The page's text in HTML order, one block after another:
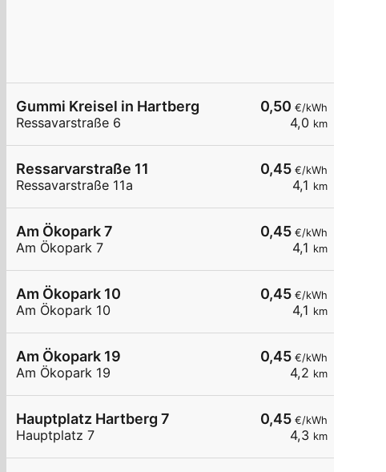
0,50 €/kWh
4,0 km
Gummi Kreisel in Hartberg
Ressavarstraße 6
0,45€/kWh
4,1 km
Ressarvarstraße 11
Ressavarstraße 11a
0,45€/kWh
4,1 km
Am Ökopark 7
Am Ökopark 7
0,45€/kWh
4,1 km
Am Ökopark 10
Am Ökopark 10
0,45€/kWh
4,2 km
Am Ökopark 19
Am Ökopark 19
0,45€/kWh
4,3 km
Hauptplatz Hartberg 7
Hauptplatz 7